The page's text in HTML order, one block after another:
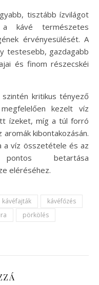
tisztább ízvilágot
kávé természetes
érvényesülését. A
testesebb, gazdagabb
és finom részecskéi
kritikus tényező
kezelt víz
ízeket, míg a túl forró
kibontakozásán.
a víz összetétele és az
betartása
eléréséhez.
kávéfajták
kávéfőzés
pörkölés